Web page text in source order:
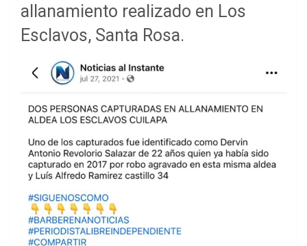
allanamiento realizado en Los
Esclavos, Santa Rosa.